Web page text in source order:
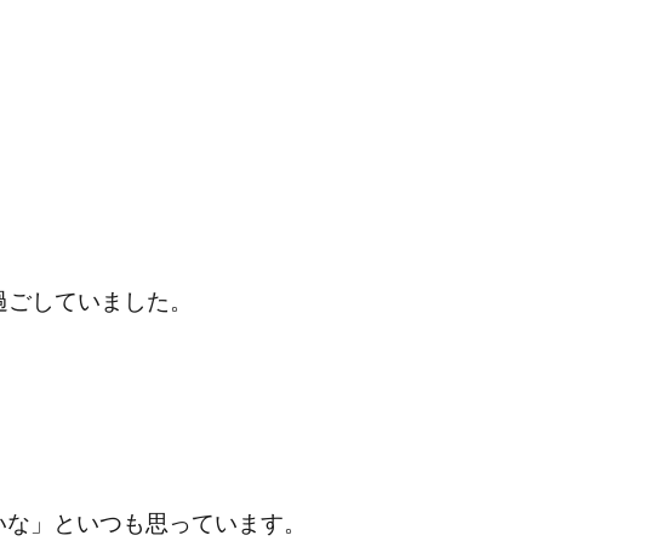
していました。
」といつも思っています。